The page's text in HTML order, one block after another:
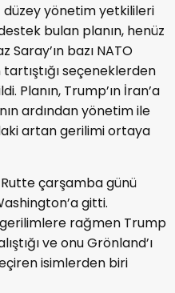
yönetim yetkilileri
bulan planın, henüz
bazı NATO
seçeneklerden
Planın, Trump’ın İran’a
ardından yönetim ile
artan gerilimi ortaya
çarşamba günü
gitti.
gerilimlere rağmen Trump
ve onu Grönland’ı
isimlerden biri